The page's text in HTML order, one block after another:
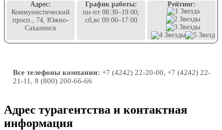
Адрес:
Коммунистический
просп., 74, Южно-
Сахалинск
График работы:
пн-пт 08:30–19:00;
сб,вс 09:00–17:00
Рейтинг:
Все телефоны компании: +7 (4242) 22-20-00, +7 (4242) 22-
21-11, 8 (800) 200-66-66
Адрес турагентства и контактная
информация